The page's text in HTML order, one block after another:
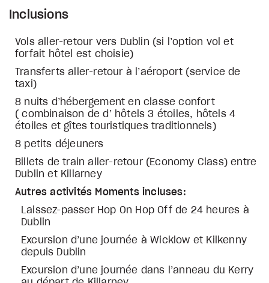
Inclusions
Vols aller-retour vers Dublin (si l’option vol et
forfait hôtel est choisie)
Transferts aller-retour à l’aéroport (service de
taxi)
8 nuits d’hébergement en classe confort
( combinaison de d’ hôtels 3 étoiles, hôtels 4
étoiles et gîtes touristiques traditionnels)
8 petits déjeuners
Billets de train aller-retour (Economy Class) entre
Dublin et Killarney
Autres activités Moments incluses:
Laissez-passer Hop On Hop Off de 24 heures à
Dublin
Excursion d’une journée à Wicklow et Kilkenny
depuis Dublin
Excursion d’une journée dans l’anneau du Kerry